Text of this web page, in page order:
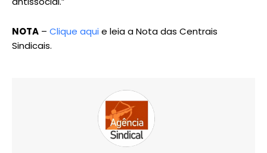
NOTA – Clique aquie leia a Nota das Centrais
Sindicais.